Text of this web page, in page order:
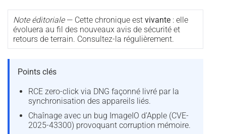
Note éditoriale— Cette chronique est vivante: elle
évoluera au fil des nouveaux avis de sécurité et
retours de terrain. Consultez-la régulièrement.
Points clés
RCE zero-click via DNG façonné livré par la
synchronisation des appareils liés.
Chaînage avec un bug ImageIO d’Apple (CVE-
2025-43300) provoquant corruption mémoire.